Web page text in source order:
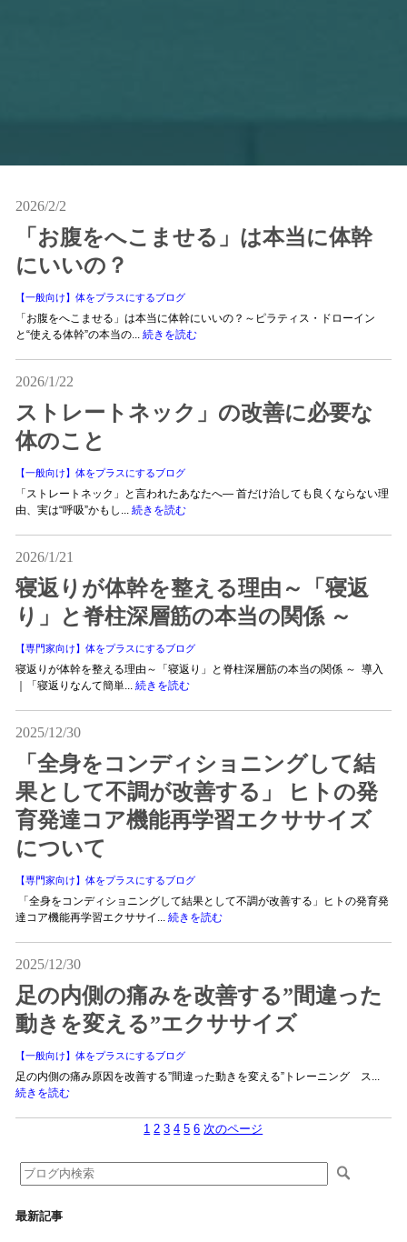
2026/2/2
「お腹をへこませる」は本当に体幹
にいいの？
【一般向け】体をプラスにするブログ
「お腹をへこませる」は本当に体幹にいいの？～ピラティス・ドローイン
と“使える体幹”の本当の... 続きを読む
2026/1/22
ストレートネック」の改善に必要な
体のこと
【一般向け】体をプラスにするブログ
「ストレートネック」と言われたあなたへ― 首だけ治しても良くならない理
由、実は“呼吸”かもし... 続きを読む
2026/1/21
寝返りが体幹を整える理由～「寝返
り」と脊柱深層筋の本当の関係 ～
【専門家向け】体をプラスにするブログ
寝返りが体幹を整える理由～「寝返り」と脊柱深層筋の本当の関係 ～ 導入
｜「寝返りなんて簡単... 続きを読む
2025/12/30
「全身をコンディショニングして結
果として不調が改善する」 ヒトの発
育発達コア機能再学習エクササイズ
について
【専門家向け】体をプラスにするブログ
「全身をコンディショニングして結果として不調が改善する」ヒトの発育発
達コア機能再学習エクササイ... 続きを読む
2025/12/30
足の内側の痛みを改善する”間違った
動きを変える”エクササイズ
【一般向け】体をプラスにするブログ
足の内側の痛み原因を改善する”間違った動きを変える”トレーニング ス...
続きを読む
1 2 3 4 5 6 次のページ
最新記事